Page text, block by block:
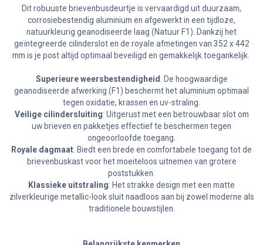
Dit robuuste brievenbusdeurtje is vervaardigd uit duurzaam,
corrosiebestendig aluminium en afgewerkt in een tijdloze,
natuurkleurig geanodiseerde laag (Natuur F1). Dankzij het
geïntegreerde cilinderslot en de royale afmetingen van 352 x 442
mm is je post altijd optimaal beveiligd en gemakkelijk toegankelijk.
Superieure weersbestendigheid : De hoogwaardige
geanodiseerde afwerking (F1) beschermt het aluminium optimaal
tegen oxidatie, krassen en uv-straling.
Veilige cilindersluiting: Uitgerust met een betrouwbaar slot om
uw brieven en pakketjes effectief te beschermen tegen
ongeoorloofde toegang.
Royale dagmaat: Biedt een brede en comfortabele toegang tot de
brievenbuskast voor het moeiteloos uitnemen van grotere
poststukken.
Klassieke uitstraling: Het strakke design met een matte
zilverkleurige metallic-look sluit naadloos aan bij zowel moderne als
traditionele bouwstijlen.